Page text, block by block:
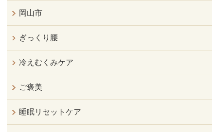
岡山市
ぎっくり腰
冷えむくみケア
ご褒美
睡眠リセットケア